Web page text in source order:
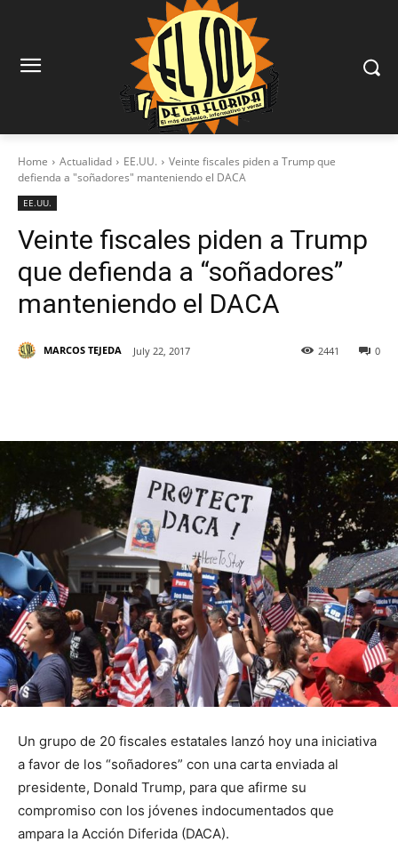
Home Actualidad EE.UU.
Veinte fiscales piden a Trump que
defienda a "soñadores" manteniendo el DACA
EE.UU.
Veinte fiscales piden a Trump
que defienda a “soñadores”
manteniendo el DACA
MARCOS TEJEDA July 22, 2017 0
2441
Un grupo de 20 fiscales estatales lanzó hoy una iniciativa
a favor de los “soñadores” con una carta enviada al
presidente, Donald Trump, para que afirme su
compromiso con los jóvenes indocumentados que
ampara la Acción Diferida (DACA).